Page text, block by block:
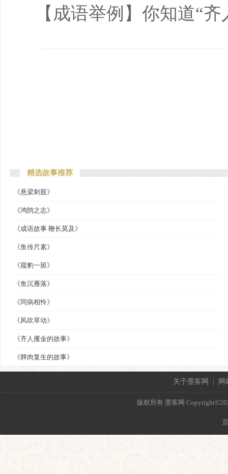
【成语举例】你知道“
精选故事推荐
《悬梁刺股》
《鸿鹄之志》
《成语故事 鞭长莫及》
《鱼传尺素》
《窥豹一斑》
《鱼沉雁落》
《同病相怜》
《风吹草动》
《齐人攫金的故事》
《髀肉复生的故事》
关于墨客网 | 网
版权所有 墨客网